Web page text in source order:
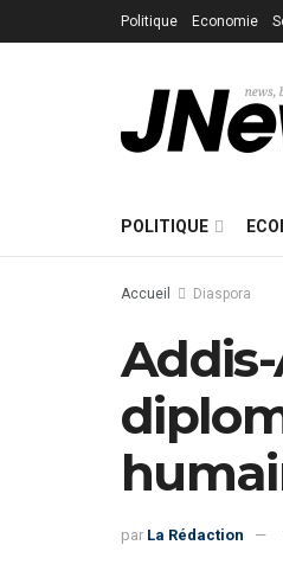
Politique Economie
POLITIQUE
Accueil Diaspora
par La Rédaction